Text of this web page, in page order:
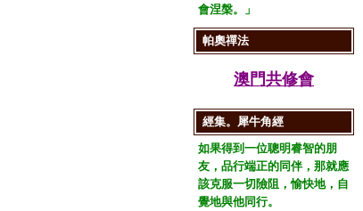
會涅槃。」
帕奧禪法
澳門共修會
經集。犀牛角經
如果得到一位聰明睿智的朋
友，品行端正的同伴，那就應
該克服一切險阻，愉快地，自
覺地與他同行。